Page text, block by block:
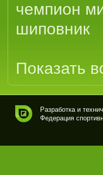
чемпион
шиповник
Показать
вно
Разработка и
Федерация